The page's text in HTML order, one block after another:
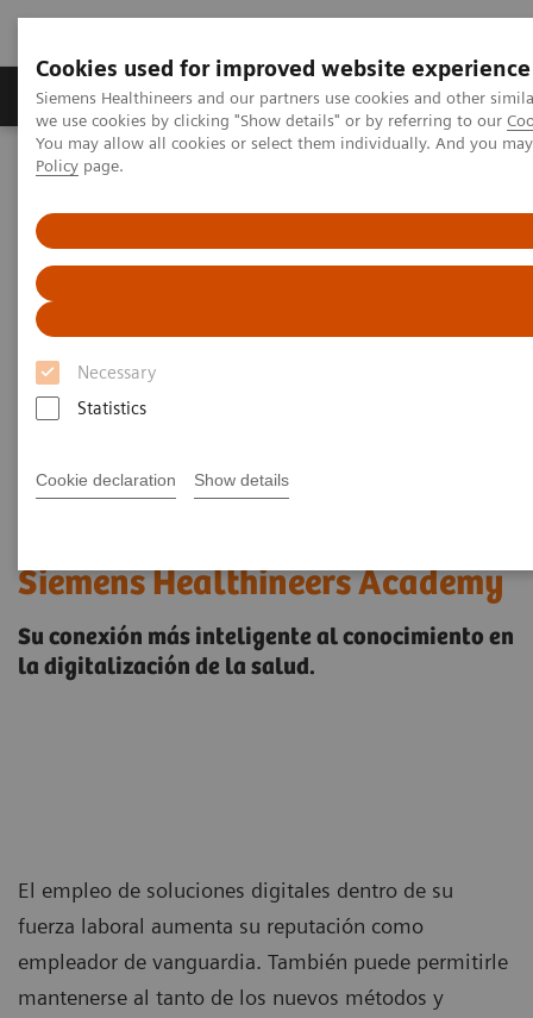
Cookies used for improved website experience
Siemens Healthineers and our partners use cookies and other
we use cookies by clicking "Show details" or by referring to our
You may allow all cookies or select them individually. And you
Policy page.
Necessary
Statistics
Cookie declaration Show details
Productos y servicios Especialidades Clínicas
Siemens Healthineers Latinoamérica
Siemens Healthineers Academy
Siemens Healthineers Academy
Su conexión más inteligente al conocimiento en
la digitalización de la salud.
El empleo de soluciones digitales dentro de su
fuerza laboral aumenta su reputación como
empleador de vanguardia. También puede permitirle
mantenerse al tanto de los nuevos métodos y